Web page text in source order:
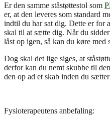
Er den samme ståstøttestol som
er, at den leveres som standard
indtil du har sat dig. Dette er for
skal til at sætte dig. Når du
låst op igen, så kan du køre med
Dog skal det lige siges, at
derfor kan du nemt skubbe til
den op ad et skab inden du
Fysioterapeutens anbefaling: